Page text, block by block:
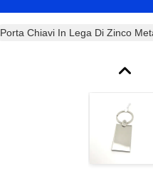
Porta Chiavi In Lega Di Zinco